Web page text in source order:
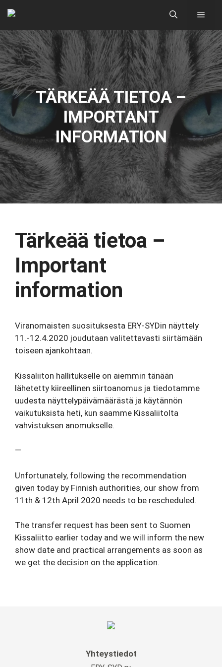
sisältöön
TÄRKEÄÄ TIETOA –
IMPORTANT
INFORMATION
Tärkeää tietoa –
Important
information
Viranomaisten suosituksesta ERY-SYDin näyttely
11.-12.4.2020 joudutaan valitettavasti siirtämään
toiseen ajankohtaan.
Kissaliiton hallitukselle on aiemmin tänään
lähetetty kiireellinen siirtoanomus ja tiedotamme
uudesta näyttelypäivämäärästä ja käytännön
vaikutuksista heti, kun saamme Kissaliitolta
vahvistuksen anomukselle.
—
Unfortunately, following the recommendation
given today by Finnish authorities, our show from
11th & 12th April 2020 needs to be rescheduled.
The transfer request has been sent to Suomen
Kissaliitto earlier today and we will inform the new
show date and practical arrangements as soon as
we get the decision on the application.
Yhteystiedot